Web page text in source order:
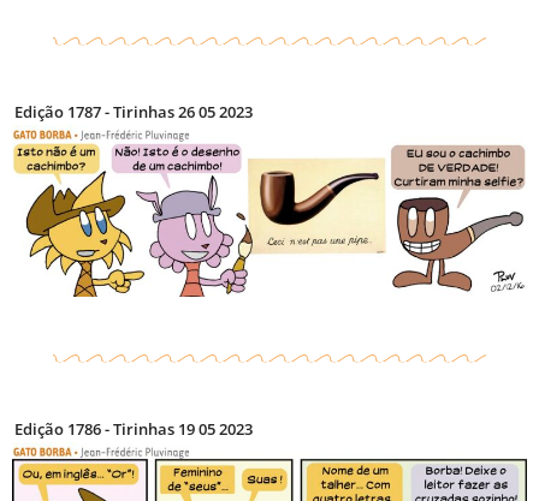
Edição 1787 - Tirinhas 26 05 2023
Edição 1786 - Tirinhas 19 05 2023